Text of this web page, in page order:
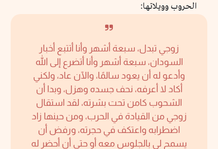
الحروب وويلاتها:
زوجي تبدل، سبعة أشهر وأنا أتتبع أخبار
السودان، سبعة أشهر وأنا أتضرع إلى الله
وأدعو له أن يعود سالمًا، والآن عاد، ولكني
أكاد لا أعرفه، نحف جسده وهزل، وبدا أن
الشحوب كامن تحت بشرته، لقد استقال
زوجي من القيادة في الحرب، ومن حينها زاد
اضطرابه واعتكف في حجرته، ورفض أن
يسمح لي بالجلوس معه أو حتى أن أحضر له